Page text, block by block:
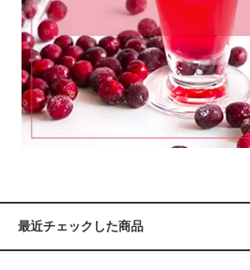
最近チェックした商品